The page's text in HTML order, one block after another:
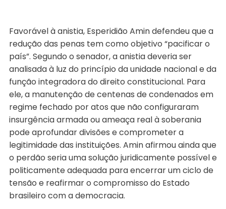
Favorável à anistia, Esperidião Amin defendeu que a
redução das penas tem como objetivo “pacificar o
país”. Segundo o senador, a anistia deveria ser
analisada à luz do princípio da unidade nacional e da
função integradora do direito constitucional. Para
ele, a manutenção de centenas de condenados em
regime fechado por atos que não configuraram
insurgência armada ou ameaça real à soberania
pode aprofundar divisões e comprometer a
legitimidade das instituições. Amin afirmou ainda que
o perdão seria uma solução juridicamente possível e
politicamente adequada para encerrar um ciclo de
tensão e reafirmar o compromisso do Estado
brasileiro com a democracia.